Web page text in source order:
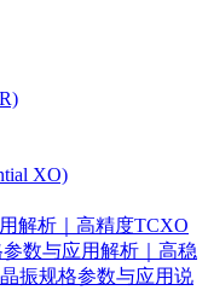
XO)
解析｜高精度TCXO
数与应用解析｜高稳
振规格参数与应用说